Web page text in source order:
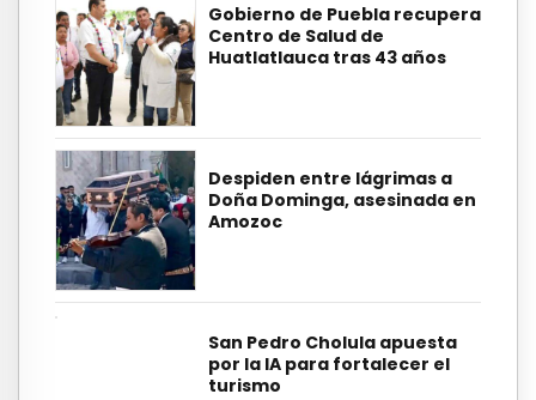
Gobierno de Puebla recupera
Centro de Salud de
Huatlatlauca tras 43 años
Despiden entre lágrimas a
Doña Dominga, asesinada en
Amozoc
San Pedro Cholula apuesta
por la IA para fortalecer el
turismo